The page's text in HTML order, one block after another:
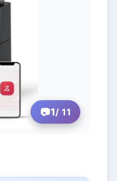
1/ 11